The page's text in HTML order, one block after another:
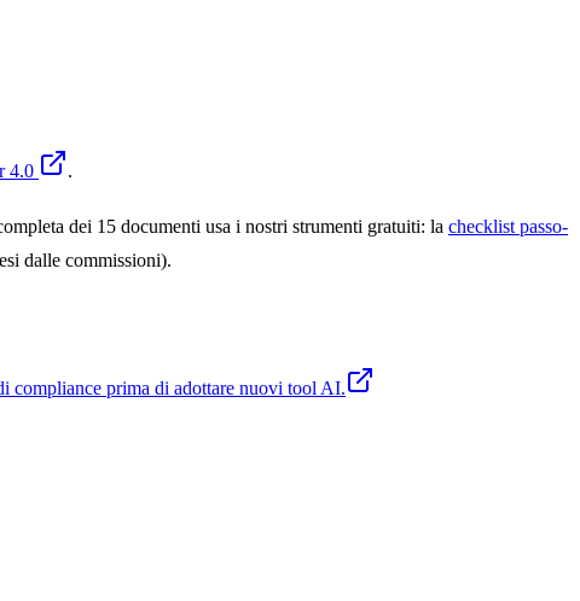
4.0
.
dei 15 documenti usa i nostri strumenti gratuiti: la checklist passo-
dalle commissioni).
compliance prima di adottare nuovi tool AI.